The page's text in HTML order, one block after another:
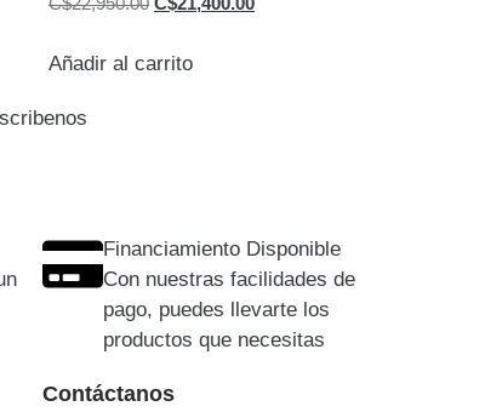
Añadir al carrito
Financiamiento Disponible
Con nuestras facilidades de
pago, puedes llevarte los
productos que necesitas
Contáctanos